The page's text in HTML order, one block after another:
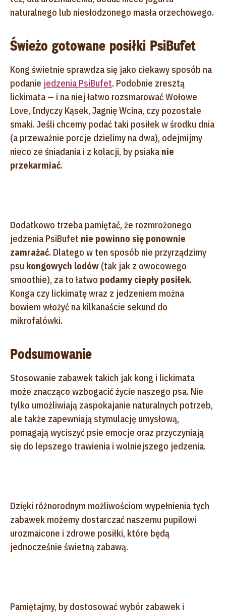
naturalnego lub niesłodzonego masła orzechowego.
Świeżo gotowane posiłki PsiBufet
Kong świetnie sprawdza się jako ciekawy sposób na
podanie jedzenia PsiBufet. Podobnie zresztą
lickimata — i na niej łatwo rozsmarować Wołowe
Love, Indyczy Kąsek, Jagnię Wcina, czy pozostałe
smaki. Jeśli chcemy podać taki posiłek w środku dnia
(a przeważnie porcje dzielimy na dwa), odejmijmy
nieco ze śniadania i z kolacji, by psiaka nie
przekarmiać.
Dodatkowo trzeba pamiętać, że rozmrożonego
jedzenia PsiBufet nie powinno się ponownie
zamrażać. Dlatego w ten sposób nie przyrządzimy
psu kongowych lodów (tak jak z owocowego
smoothie), za to łatwo podamy ciepły posiłek.
Konga czy lickimatę wraz z jedzeniem można
bowiem włożyć na kilkanaście sekund do
mikrofalówki.
Podsumowanie
Stosowanie zabawek takich jak kong i lickimata
może znacząco wzbogacić życie naszego psa. Nie
tylko umożliwiają zaspokajanie naturalnych potrzeb,
ale także zapewniają stymulację umysłową,
pomagają wyciszyć psie emocje oraz przyczyniają
się do lepszego trawienia i wolniejszego jedzenia.
Dzięki różnorodnym możliwościom wypełnienia tych
zabawek możemy dostarczać naszemu pupilowi
urozmaicone i zdrowe posiłki, które będą
jednocześnie świetną zabawą.
Pamiętajmy, by dostosować wybór zabawek i